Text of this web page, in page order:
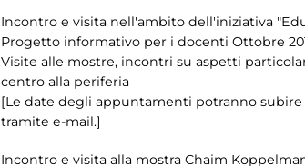
Incontro e visita nell'ambito dell'iniziativa
Progetto informativo per i docenti Ottobre
Visite alle mostre, incontri su aspetti
centro alla periferia
[Le date degli appuntamenti potranno
tramite e-mail.]
Incontro e visita alla mostra Chaim